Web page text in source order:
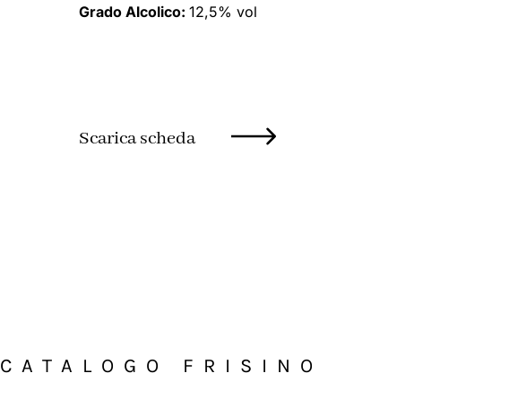
Grado Alcolico: 12,5% vol
Scarica scheda
CATALOGO FRISINO